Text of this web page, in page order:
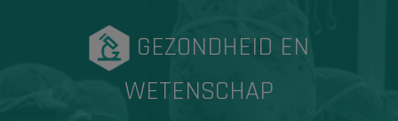
GEZONDHEID EN
WETENSCHAP